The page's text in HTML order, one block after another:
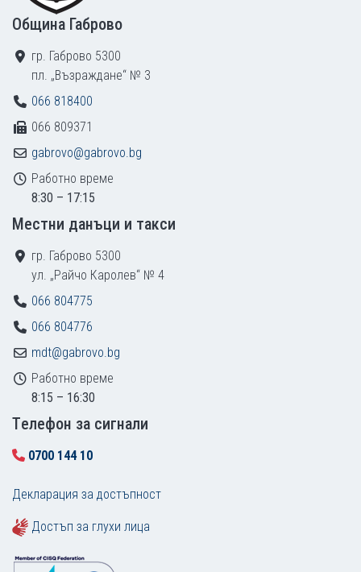
Община Габрово
гр. Габрово 5300
пл. „Възраждане“ № 3
066 818400
066 809371
gabrovo@gabrovo.bg
Работно време
8:30 – 17:15
Местни данъци и такси
гр. Габрово 5300
ул. „Райчо Каролев“ № 4
066 804775
066 804776
mdt@gabrovo.bg
Работно време
8:15 – 16:30
Tелефон за сигнали
0700 144 10
Декларация за достъпност
Достъп за глухи лица